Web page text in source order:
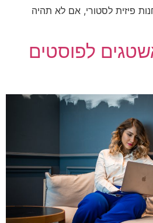
פיזית לסטורי, אם לא תהיה
לפוסטים